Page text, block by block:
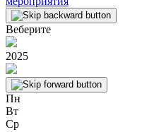
Веберите
2025
Пн
Вт
Ср